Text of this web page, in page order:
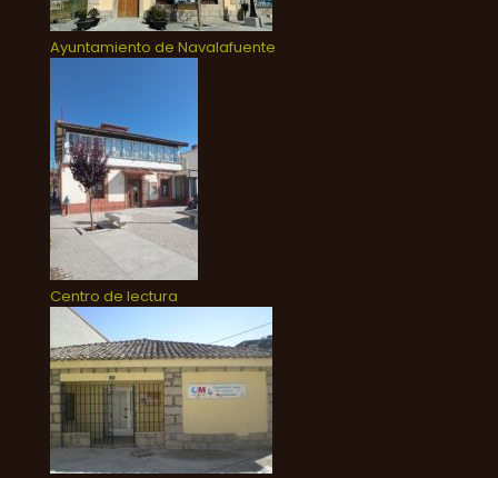
Ayuntamiento de Navalafuente
Centro de lectura